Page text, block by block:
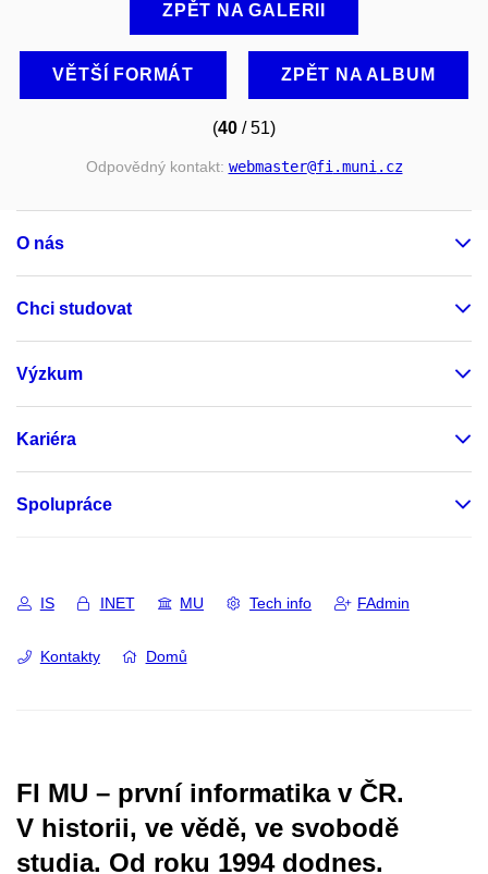
ZPĚT NA GALERII
VĚTŠÍ FORMÁT ZPĚT NA ALBUM
(40 / 51)
Odpovědný kontakt: webmaster@fi.muni.cz
O nás
Chci studovat
Výzkum
Kariéra
Spolupráce
IS INET MU Tech info FAdmin
Kontakty Domů
FI MU – první informatika v ČR.
V historii, ve vědě, ve svobodě
studia. Od roku 1994 dodnes.